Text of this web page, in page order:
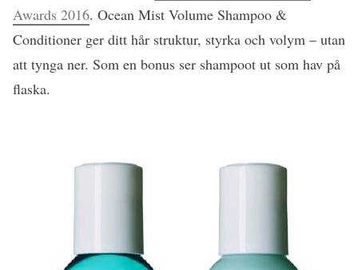
Awards 2016. Ocean Mist Volume Shampoo &
Conditioner ger ditt hår struktur, styrka och volym – utan
att tynga ner. Som en bonus ser shampoot ut som hav på
flaska.